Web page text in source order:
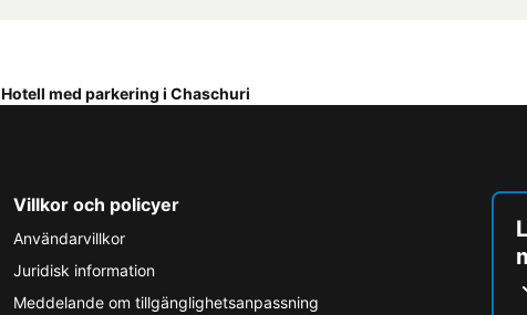
Hotell med parkering i Chaschuri
Villkor och policyer
Användarvillkor
Juridisk information
Meddelande om tillgänglighetsanpassning